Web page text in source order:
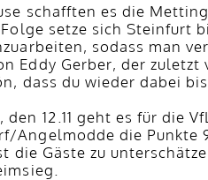
schafften es die
setze sich Steinfurt
sodass man
Eddy Gerber, der
dass du wieder dabei
den 12.11 geht es für die
Angelmodde die Punkte
die Gäste zu